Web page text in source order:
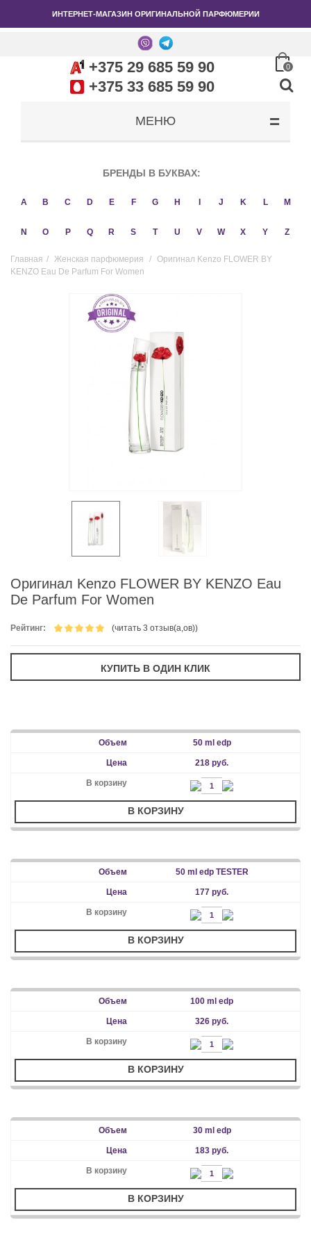
ИНТЕРНЕТ-МАГАЗИН ОРИГИНАЛЬНОЙ ПАРФЮМЕРИИ
+375 29 685 59 90
+375 33 685 59 90
0
МЕНЮ
БРЕНДЫ В БУКВАХ:
A B C D E F G H J K L M
N O P Q R S T U V W X Y Z
Главная / Женская парфюмерия / Оригинал Kenzo FLOWER BY
KENZO Eau De Parfum For Women
Оригинал Kenzo FLOWER BY KENZO Eau
De Parfum For Women
Рейтинг: (читать 3 отзыв(а,ов))
50 ml edp
218 руб.
В КОРЗИНУ
50 ml edp TESTER
177 руб.
В КОРЗИНУ
100 ml edp
326 руб.
В КОРЗИНУ
30 ml edp
183 руб.
В КОРЗИНУ